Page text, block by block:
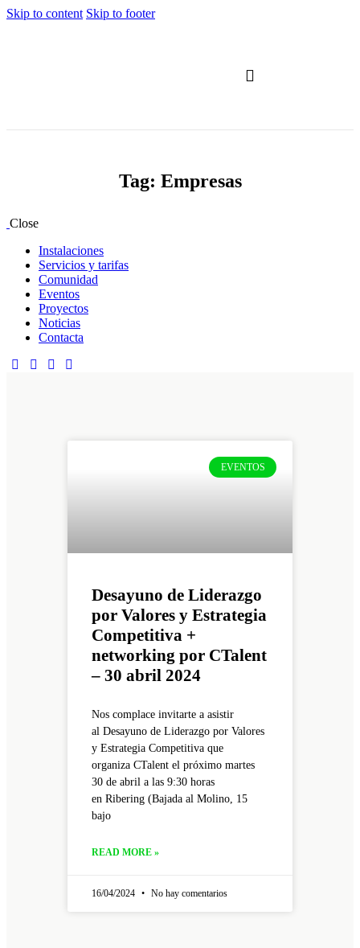
Skip to content Skip to footer
Tag: Empresas
Close
Instalaciones
Servicios y tarifas
Comunidad
Eventos
Proyectos
Noticias
Contacta
EVENTOS
Desayuno de Liderazgo
por Valores y Estrategia
Competitiva +
networking por CTalent
– 30 abril 2024
Nos complace invitarte a asistir
al Desayuno de Liderazgo por Valores
y Estrategia Competitiva que
organiza CTalent el próximo martes
30 de abril a las 9:30 horas
en Ribering (Bajada al Molino, 15
bajo
READ MORE »
16/04/2024 No hay comentarios